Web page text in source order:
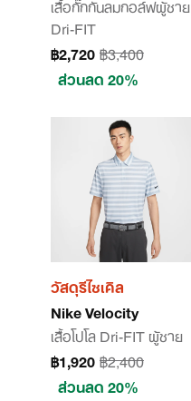
Dri-FIT
฿2,720฿3,400
ส่วนลด 20%
วัสดุรีไซเคิล
Nike Velocity
เสื้อโปโล Dri-FIT ผู้ชาย
฿1,920฿2,400
ส่วนลด 20%